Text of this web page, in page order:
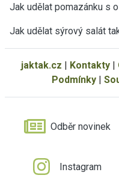
Jak udělat pomazánku s
Jak udělat sýrový salát
jaktak.cz | Kontakty|
Podmínky|
Odběr novinek
Instagram